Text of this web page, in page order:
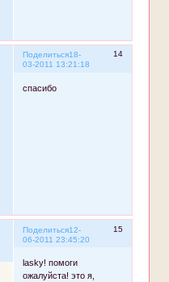
Поделиться 14
18-
03-2011 13:21:18
спасибо
Поделиться 15
12-
06-2011 23:45:20
lasky! помоги
ожалуйста! это я,